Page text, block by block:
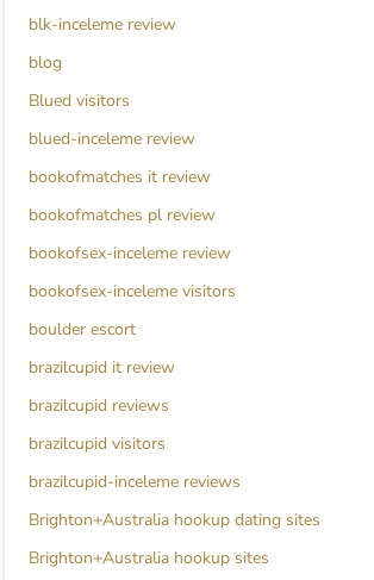
blk-inceleme review
blog
Blued visitors
blued-inceleme review
bookofmatches it review
bookofmatches pl review
bookofsex-inceleme review
bookofsex-inceleme visitors
boulder escort
brazilcupid it review
brazilcupid reviews
brazilcupid visitors
brazilcupid-inceleme reviews
Brighton+Australia hookup dating sites
Brighton+Australia hookup sites